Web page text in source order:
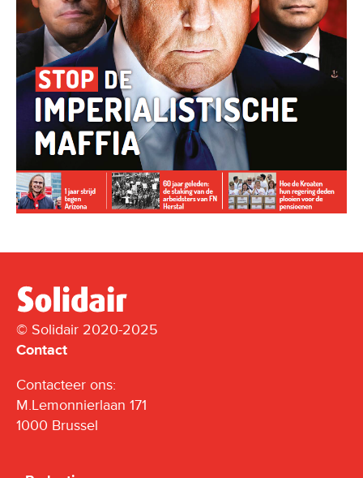
© Solidair 2020-2025
Contact
Contacteer ons:
M.Lemonnierlaan 171
1000 Brussel